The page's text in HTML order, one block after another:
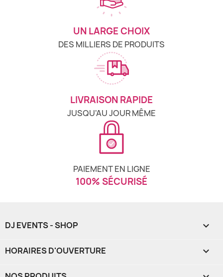
UN LARGE CHOIX
DES MILLIERS DE PRODUITS
LIVRAISON RAPIDE
JUSQU'AU JOUR MÊME
PAIEMENT EN LIGNE
100% SÉCURISÉ
DJ EVENTS - SHOP 
HORAIRES D'OUVERTURE 